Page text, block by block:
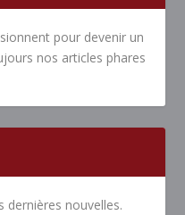
pour devenir un
nos articles phares
dernières nouvelles.